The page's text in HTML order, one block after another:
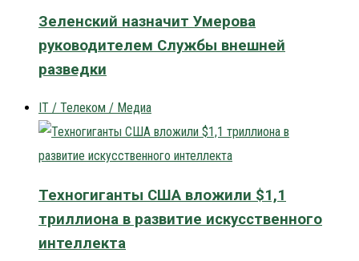
Зеленский назначит Умерова
руководителем Службы внешней
разведки
IT / Телеком / Медиа
Техногиганты США вложили $1,1
триллиона в развитие искусственного
интеллекта